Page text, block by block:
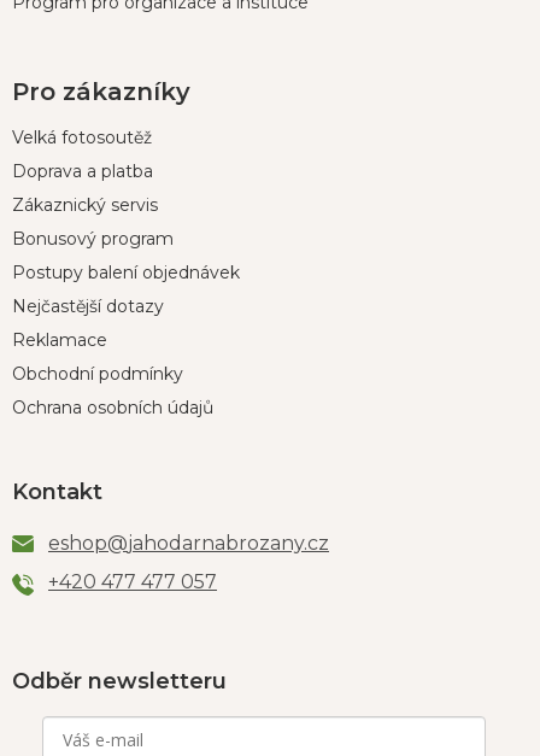
Pro zákazníky
Velká fotosoutěž
Doprava a platba
Zákaznický servis
Bonusový program
Postupy balení objednávek
Nejčastější dotazy
Reklamace
Obchodní podmínky
Ochrana osobních údajů
Kontakt
eshop@jahodarnabrozany.cz
+420 477 477 057
Odběr newsletteru